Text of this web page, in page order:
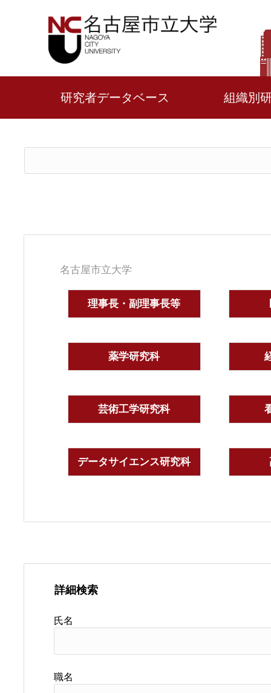
研究者データベース 組織別
名古屋市立大学
理事長・副理事長等
薬学研究科
芸術工学研究科
データサイエンス研究科
詳細検索
氏名
職名